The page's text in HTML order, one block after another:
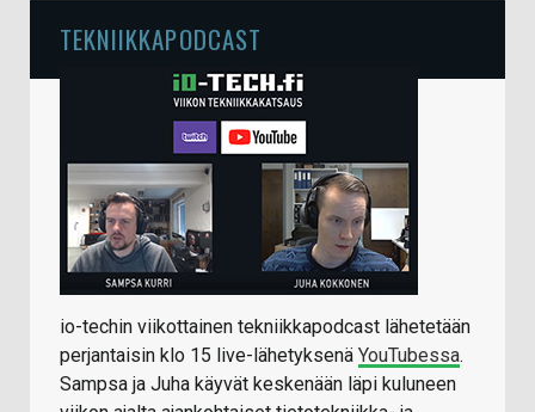
TEKNIIKKAPODCAST
io-techin viikottainen tekniikkapodcast lähetetään
perjantaisin klo 15 live-lähetyksenä YouTubessa.
Sampsa ja Juha käyvät keskenään läpi kuluneen